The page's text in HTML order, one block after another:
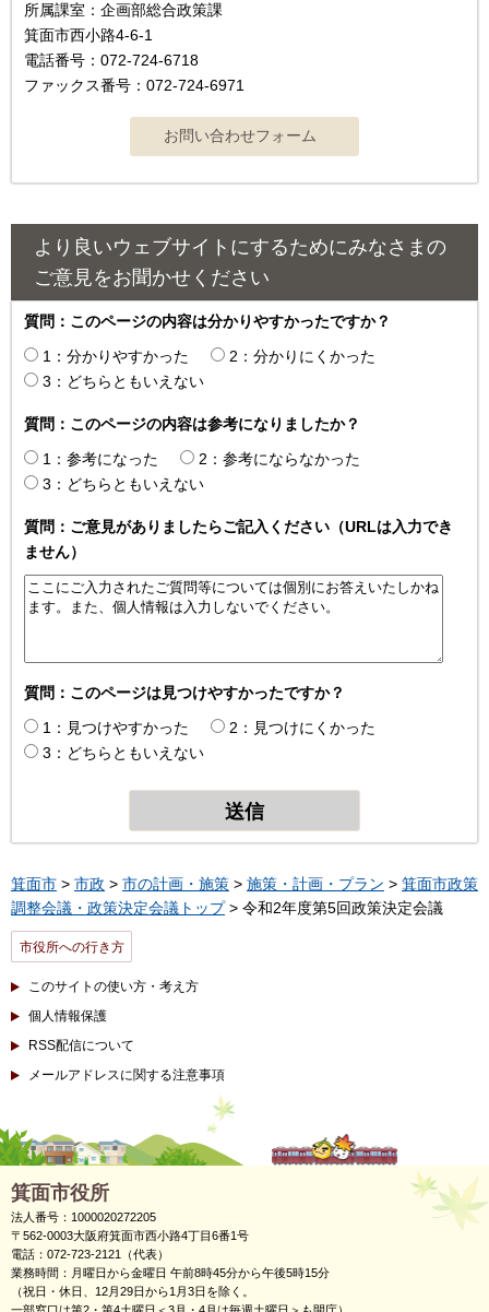
所属課室：企画部総合政策課
箕面市西小路4‐6‐1
電話番号：072-724-6718
ファックス番号：072-724-6971
より良いウェブサイトにするためにみなさまの
ご意見をお聞かせください
質問：このページの内容は分かりやすかったですか？
1：分かりやすかった
2：分かりにくかった
3：どちらともいえない
質問：このページの内容は参考になりましたか？
1：参考になった
2：参考にならなかった
3：どちらともいえない
質問：ご意見がありましたらご記入ください（URLは入力でき
ません）
質問：このページは見つけやすかったですか？
1：見つけやすかった
2：見つけにくかった
3：どちらともいえない
箕面市 > 市政 > 市の計画・施策 > 施策・計画・プラン > 箕面市政策
調整会議・政策決定会議トップ> 令和2年度第5回政策決定会議
市役所への行き方
このサイトの使い方・考え方
個人情報保護
RSS配信について
メールアドレスに関する注意事項
箕面市役所
法人番号：1000020272205
〒562-0003大阪府箕面市西小路4丁目6番1号
電話：072-723-2121（代表）
業務時間：月曜日から金曜日 午前8時45分から午後5時15分
（祝日・休日、12月29日から1月3日を除く。
一部窓口は第2・第4土曜日＜3月・4月は毎週土曜日＞も開庁）